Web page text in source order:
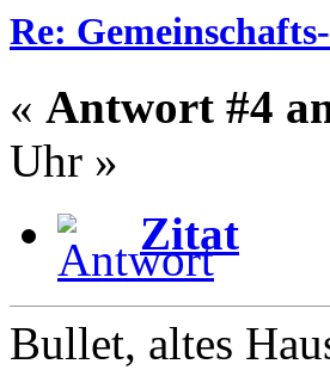
Re:
« Antwort #4
Uhr »
Zitat
Bullet, altes